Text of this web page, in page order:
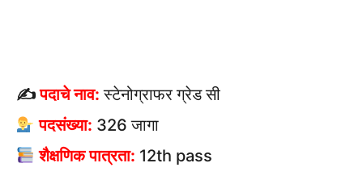
✍पदाचे नाव: स्टेनोग्राफर ग्रेड सी
पदसंख्या: 326 जागा
शैक्षणिक पात्रता: 12th pass